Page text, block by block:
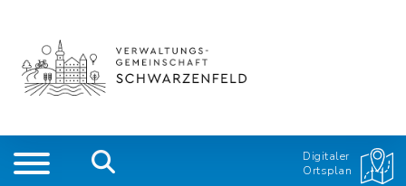
Digitaler
Ortsplan